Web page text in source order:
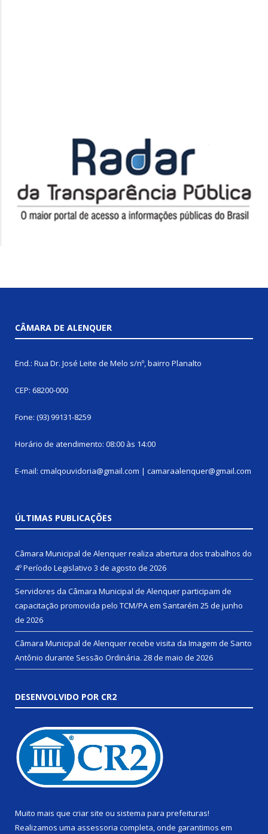
CÂMARA DE ALENQUER
End.: Rua Dr. José Leite de Melo s/nº, bairro Planalto
CEP: 68200-000
Fone: (93) 99131-8259
Horário de atendimento: 08:00 às 14:00
E-mail: cmalqouvidoria@gmail.com | camaraalenquer@gmail.com
ÚLTIMAS PUBLICAÇÕES
Câmara Municipal de Alenquer realiza abertura dos trabalhos do
4º Período Legislativo 3 de agosto de 2026
Servidores da Câmara Municipal de Alenquer participam de
capacitação promovida pelo TCM/PA em Santarém 25 de junho
de 2026
Câmara Municipal de Alenquer recebe visita da Imagem de Santo
Antônio durante Sessão Ordinária. 28 de maio de 2026
DESENVOLVIDO POR CR2
Muito mais que criar site ou sistema para prefeituras!
Realizamos uma assessoria completa, onde garantimos em